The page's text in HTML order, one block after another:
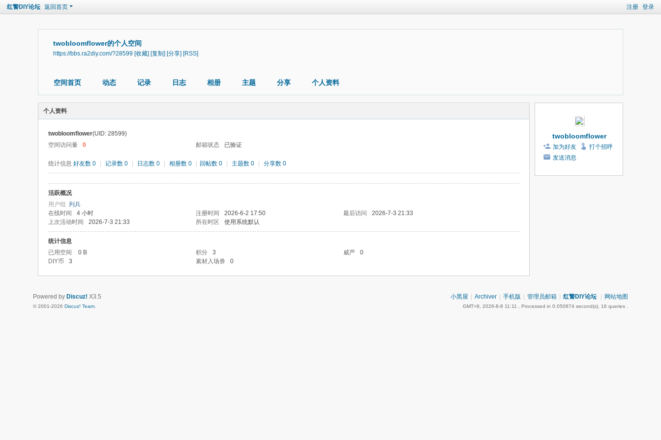
注册 登录
红警DIY论坛 返回首页
twobloomflower的个人空间
https://bbs.ra2diy.com/?28599 [收藏] [复制] [分享] [RSS]
空间首页 动态 记录 日志 相册 主题 分享 个人资料
个人资料
twobloomflower(UID: 28599)
空间访问量
0 邮箱状态 已验证
统计信息 好友数 0 记录数 0 日志数 0 相册数 0 回帖数 0 主题数 0 分享数 0
活跃概况
用户组 列兵
在线时间
4 小时 注册时间 2026-6-2 17:50 最后访问
2026-7-3 21:33
上次活动时间
2026-7-3 21:33 所在时区 使用系统默认
统计信息
已用空间
0 B 积分 3 威严
0
DIY币
3 素材入场券 0
twobloomflower
加为好友
打个招呼
发送消息
小黑屋 Archiver 手机版 管理员邮箱 红警DIY论坛 网站地图
GMT+8, 2026-8-8 11:11 , Processed in 0.050874 second(s), 16 queries .
Powered by Discuz! X3.5
© 2001-2026 Discuz! Team